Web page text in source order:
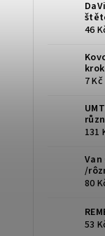
46
7 Kč
131
/
80
53